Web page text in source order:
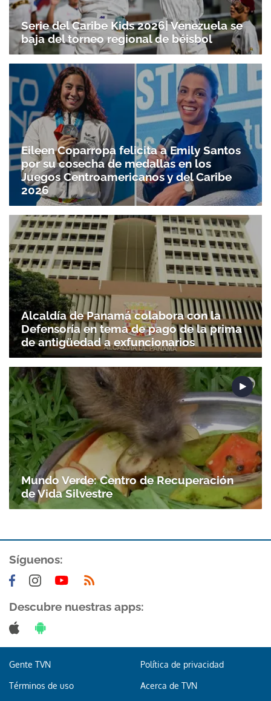
Gracias por suscribirte a nuestro boletín.
ACEPTAR
Serie del Caribe Kids 2026| Venezuela se
baja del torneo regional de béisbol
Eileen Coparropa felicita a Emily Santos
por su cosecha de medallas en los
Juegos Centroamericanos y del Caribe
2026
Alcaldía de Panamá colabora con la
Defensoría en tema de pago de la prima
de antigüedad a exfuncionarios
Mundo Verde: Centro de Recuperación
de Vida Silvestre
Síguenos:
Descubre nuestras apps:
Gente TVN Política de privacidad
Términos de uso Acerca de TVN